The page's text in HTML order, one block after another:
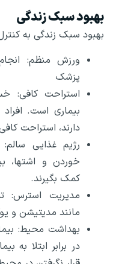
بهبود سبک زندگی
بهبود سبک زندگی به
ورزش منظم:
پزشک
استراحت کافی:
بیماری است.
دارند، استراحت
رژیم غذایی
خوردن و اشتها،
کمک بگیرند.
مدیریت استرس:
مانند مدیتیشن و
بهداشت محیط:
در برابر ابتلا به